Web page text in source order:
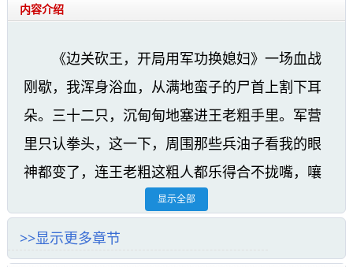
内容介绍
《边关砍王，开局用军功换媳妇》一场血战
刚歇，我浑身浴血，从满地蛮子的尸首上割下耳
朵。三十二只，沉甸甸地塞进王老粗手里。军营
里只认拳头，这一下，周围那些兵油子看我的眼
神都变了，连王老粗这粗人都乐得合不拢嘴，嚷
嚷着要给我报功，脱了这该死的罪籍，说不定还
能混个一官半职。可我没要。我把军功全换成了
给林姑娘赎身的机会。这话一出，炸了锅了。王
显示全部
>>显示更多章节